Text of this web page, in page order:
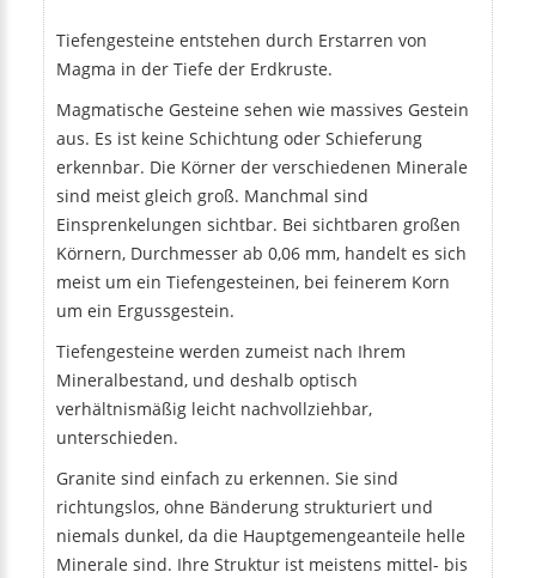
Tiefengesteine entstehen durch Erstarren von
Magma in der Tiefe der Erdkruste.
Magmatische Gesteine sehen wie massives Gestein
aus. Es ist keine Schichtung oder Schieferung
erkennbar. Die Körner der verschiedenen Minerale
sind meist gleich groß. Manchmal sind
Einsprenkelungen sichtbar. Bei sichtbaren großen
Körnern, Durchmesser ab 0,06 mm, handelt es sich
meist um ein Tiefengesteinen, bei feinerem Korn
um ein Ergussgestein.
Tiefengesteine werden zumeist nach Ihrem
Mineralbestand, und deshalb optisch
verhältnismäßig leicht nachvollziehbar,
unterschieden.
Granite sind einfach zu erkennen. Sie sind
richtungslos, ohne Bänderung strukturiert und
niemals dunkel, da die Hauptgemengeanteile helle
Minerale sind. Ihre Struktur ist meistens mittel- bis